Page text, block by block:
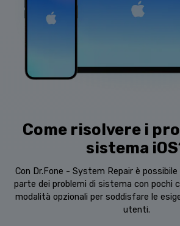
Come risolvere i
sistema
Con Dr.Fone - System Repair è
parte dei problemi di sistema con pochi
modalità opzionali per soddisfare le
utenti.